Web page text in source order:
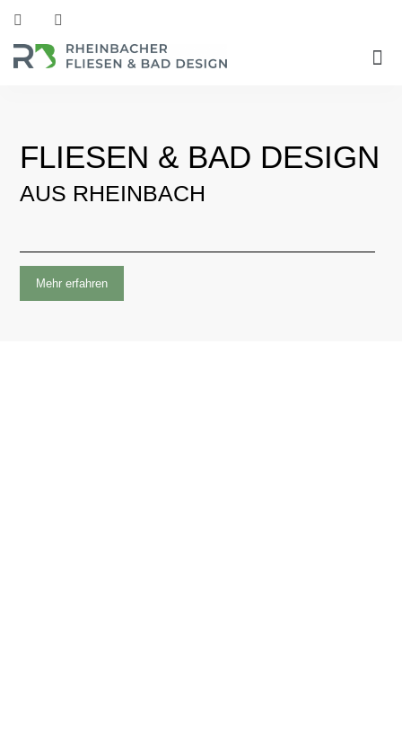
FLIESEN & BAD DESIGN
AUS RHEINBACH
Mehr erfahren